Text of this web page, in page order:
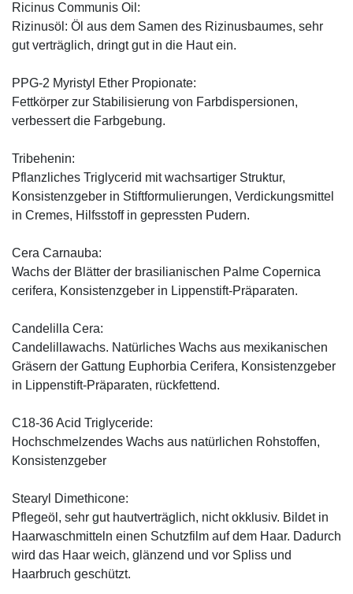
Ricinus Communis Oil:
Rizinusöl: Öl aus dem Samen des Rizinusbaumes, sehr
gut verträglich, dringt gut in die Haut ein.
PPG-2 Myristyl Ether Propionate:
Fettkörper zur Stabilisierung von Farbdispersionen,
verbessert die Farbgebung.
Tribehenin:
Pflanzliches Triglycerid mit wachsartiger Struktur,
Konsistenzgeber in Stiftformulierungen, Verdickungsmittel
in Cremes, Hilfsstoff in gepressten Pudern.
Cera Carnauba:
Wachs der Blätter der brasilianischen Palme Copernica
cerifera, Konsistenzgeber in Lippenstift-Präparaten.
Candelilla Cera:
Candelillawachs. Natürliches Wachs aus mexikanischen
Gräsern der Gattung Euphorbia Cerifera, Konsistenzgeber
in Lippenstift-Präparaten, rückfettend.
C18-36 Acid Triglyceride:
Hochschmelzendes Wachs aus natürlichen Rohstoffen,
Konsistenzgeber
Stearyl Dimethicone:
Pflegeöl, sehr gut hautverträglich, nicht okklusiv. Bildet in
Haarwaschmitteln einen Schutzfilm auf dem Haar. Dadurch
wird das Haar weich, glänzend und vor Spliss und
Haarbruch geschützt.